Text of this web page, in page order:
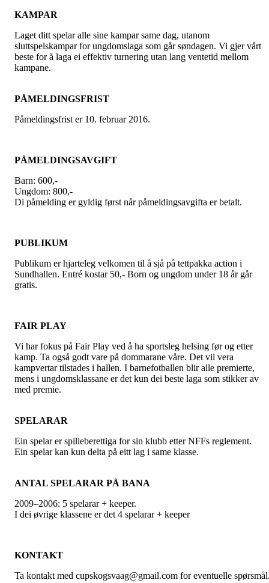
KAMPAR
Laget ditt spelar alle sine kampar same dag, utanom
sluttspelskampar for ungdomslaga som går søndagen. Vi gjer vårt
beste for å laga ei effektiv turnering utan lang ventetid mellom
kampane.
PÅMELDINGSFRIST
Påmeldingsfrist er 10. februar 2016.
PÅMELDINGSAVGIFT
Barn: 600,-
Ungdom: 800,-
Di påmelding er gyldig først når påmeldingsavgifta er betalt.
PUBLIKUM
Publikum er hjarteleg velkomen til å sjå på tettpakka action i
Sundhallen. Entré kostar 50,- Born og ungdom under 18 år går
gratis.
FAIR PLAY
Vi har fokus på Fair Play ved å ha sportsleg helsing før og etter
kamp. Ta også godt vare på dommarane våre. Det vil vera
kampvertar tilstades i hallen. I barnefotballen blir alle premierte,
mens i ungdomsklassane er det kun dei beste laga som stikker av
med premie.
SPELARAR
Ein spelar er spilleberettiga for sin klubb etter NFFs reglement.
Ein spelar kan kun delta på eitt lag i same klasse.
ANTAL SPELARAR PÅ BANA
2009–2006: 5 spelarar + keeper.
I dei øvrige klassene er det 4 spelarar + keeper
KONTAKT
Ta kontakt med cupskogsvaag@gmail.com for eventuelle